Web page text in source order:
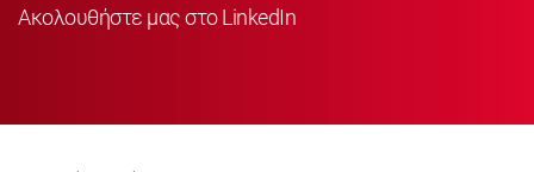
Ακολουθήστε μας στο LinkedIn